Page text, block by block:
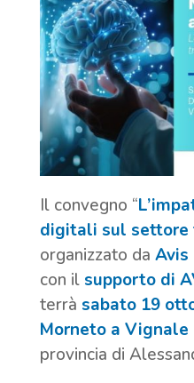
Il convegno “
digitali sul settore
organizzato da Avis
con il supporto di
terrà sabato 19
Morneto a
provincia di